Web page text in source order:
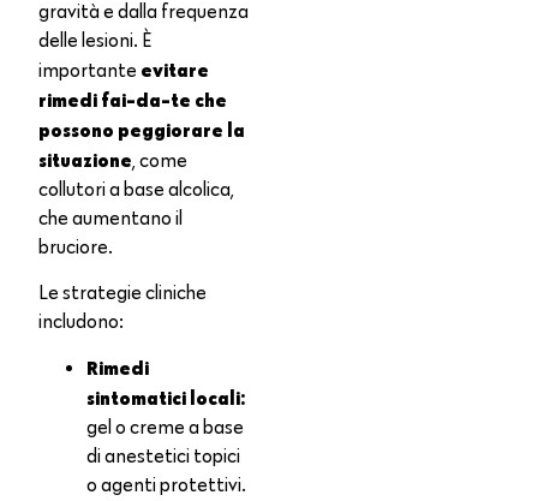
gravità e dalla frequenza
delle lesioni. È
importante evitare
rimedi fai-da-te che
possono peggiorare la
situazione , come
collutori a base alcolica,
che aumentano il
bruciore.
Le strategie cliniche
includono:
Rimedi
sintomatici locali:
gel o creme a base
di anestetici topici
o agenti protettivi.